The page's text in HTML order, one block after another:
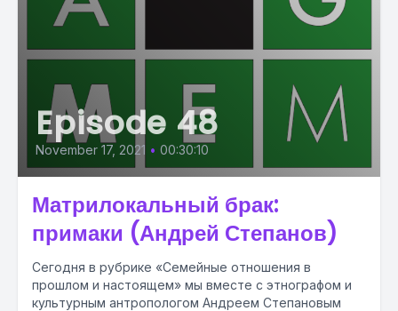
Episode 48
November 17, 2021 • 00:30:10
Матрилокальный брак:
примаки (Андрей Степанов)
Сегодня в рубрике «Семейные отношения в
прошлом и настоящем» мы вместе с этнографом и
культурным антропологом Андреем Степановым